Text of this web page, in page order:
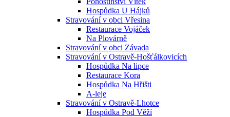
Hospůdka U Hájků
Stravování v obci Vřesina
Restaurace Vojáček
Na Plovárně
Stravování v obci Závada
Stravování v Ostravě-Hošťálkovicích
Hospůdka Na lipce
Restaurace Kora
Hospůdka Na Hřišti
A-leje
Stravování v Ostravě-Lhotce
Hospůdka Pod Věží